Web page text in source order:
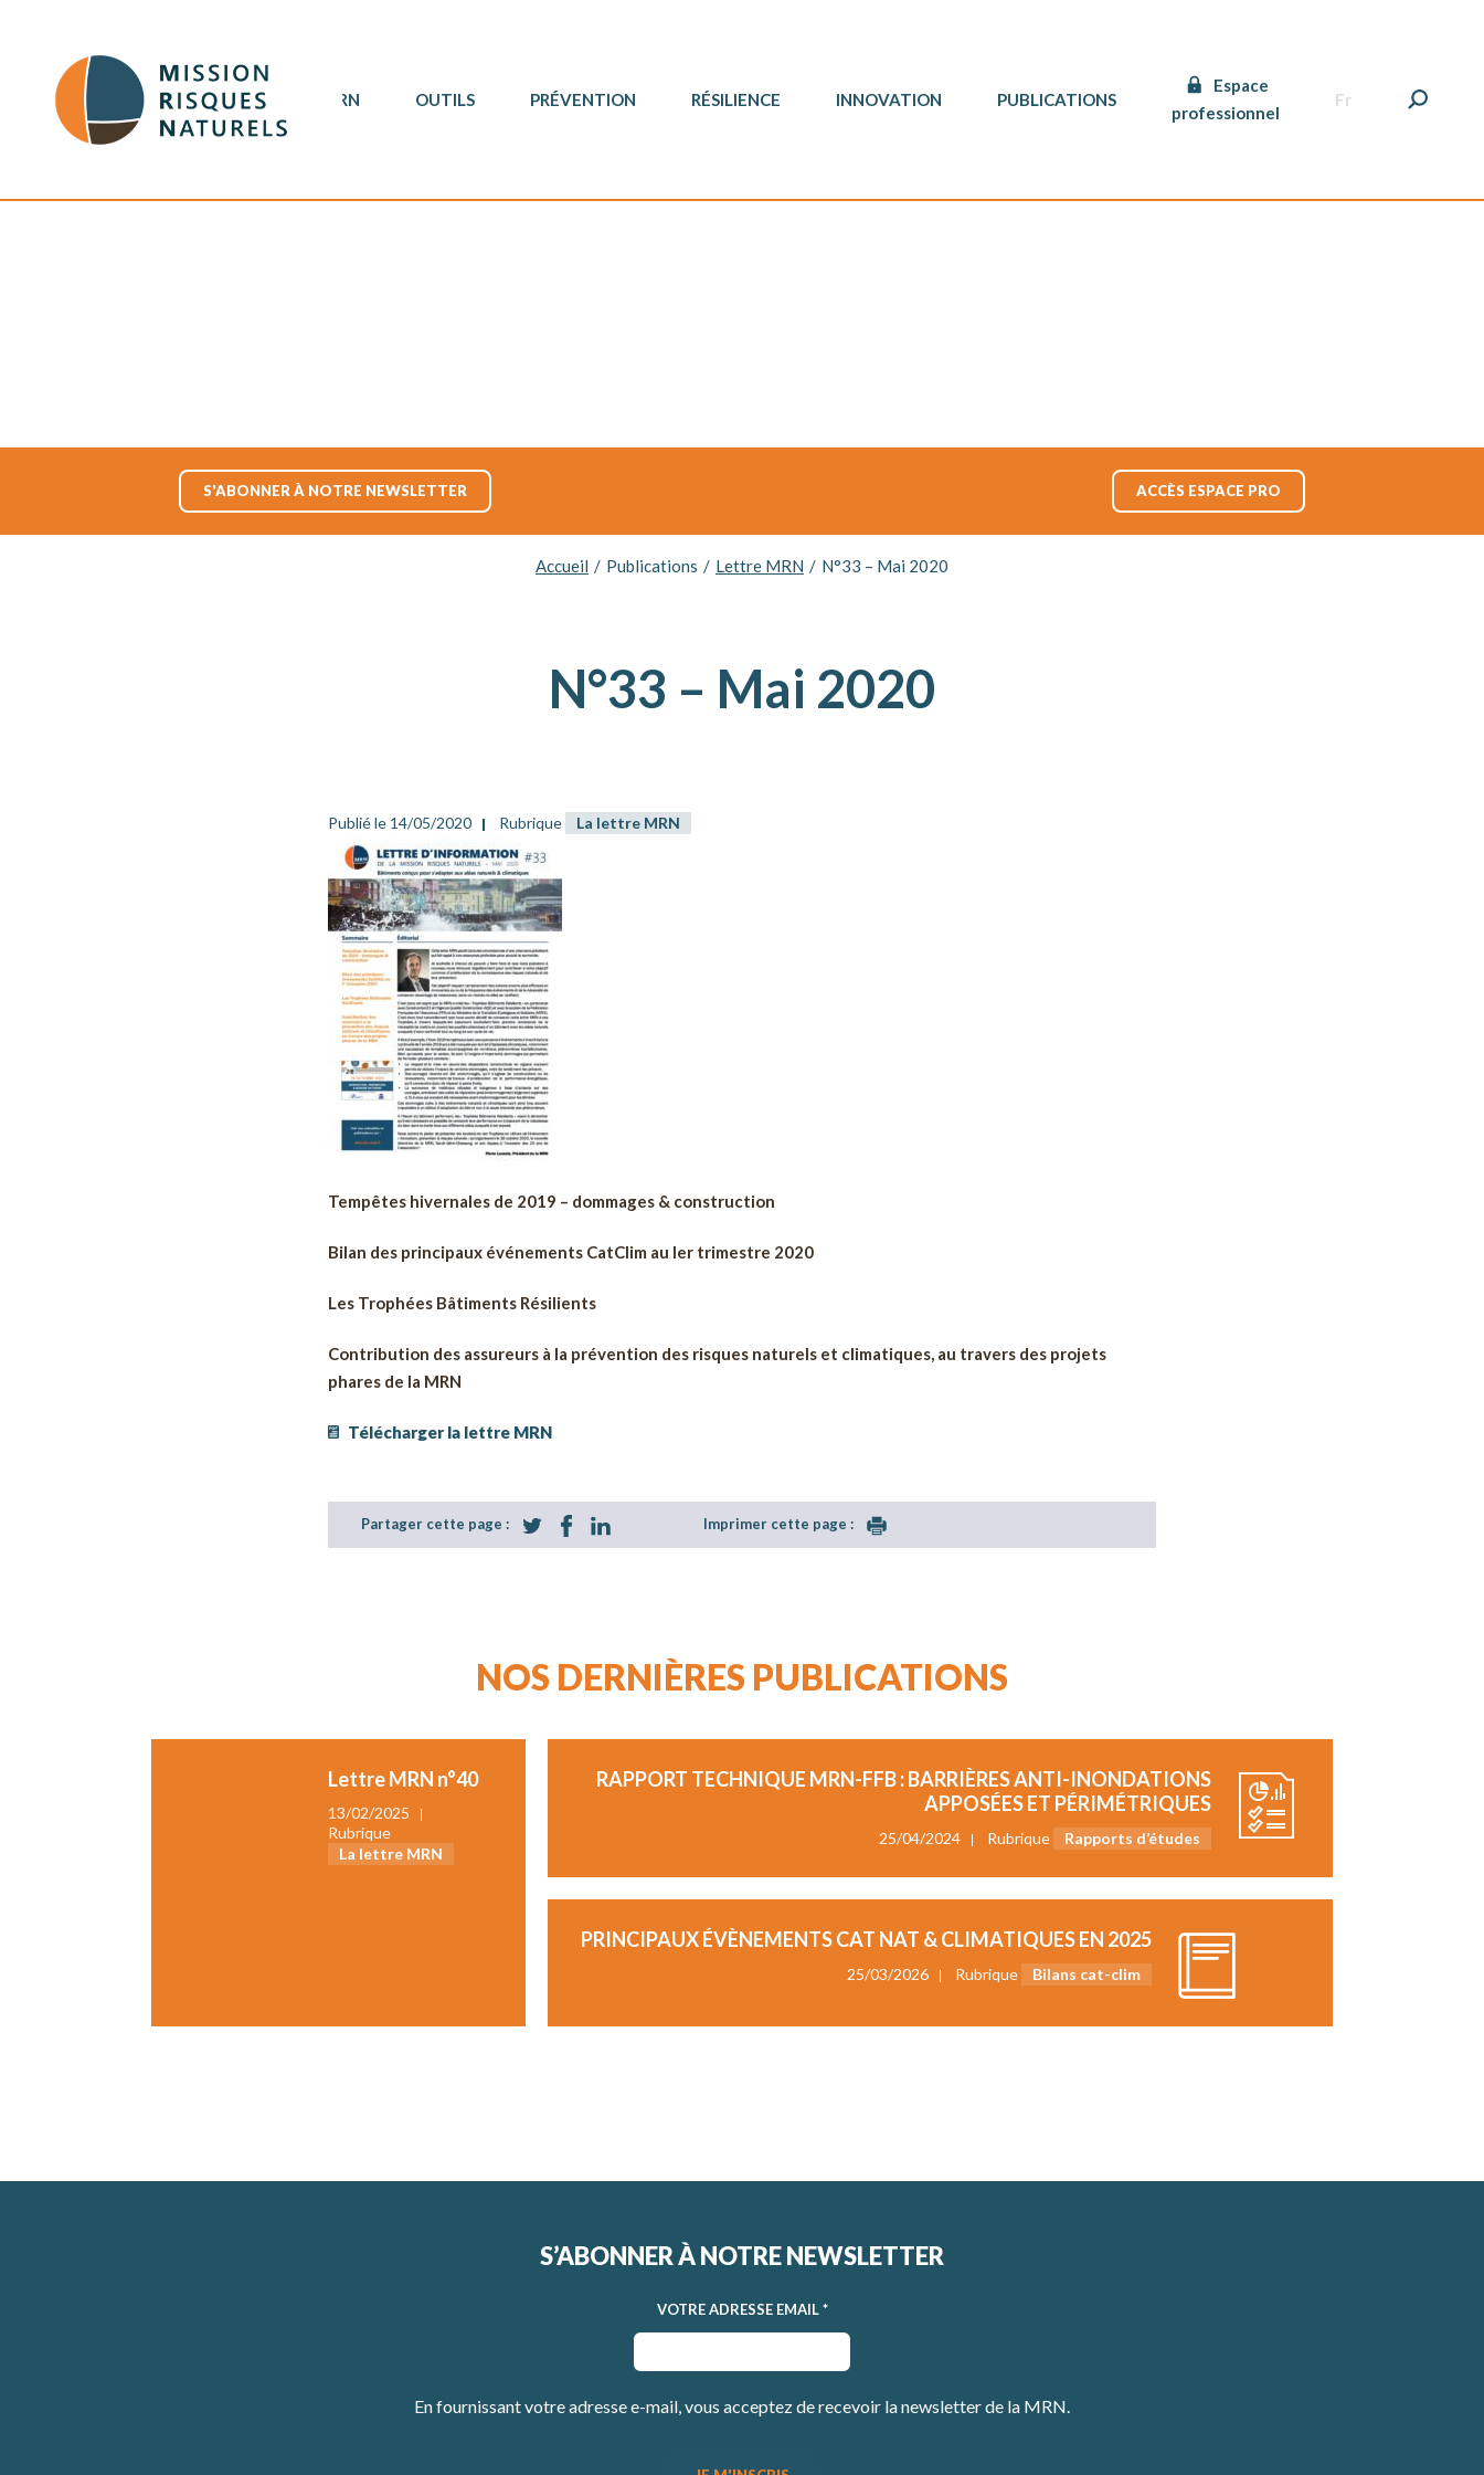
MRN OUTILS PRÉVENTION RÉSILIENCE INNOVATION PUBLICATIONS
Espace
professionnel
Fr
S'ABONNER À NOTRE NEWSLETTER ACCÈS ESPACE PRO
Accueil Publications Lettre MRN N°33 – Mai 2020
N°33 – Mai 2020
Publié le 14/05/2020 Rubrique La lettre MRN
Tempêtes hivernales de 2019 – dommages & construction
Bilan des principaux événements CatClim au Ier trimestre 2020
Les Trophées Bâtiments Résilients
Contribution des assureurs à la prévention des risques naturels et climatiques, au travers des projets
phares de la MRN
Télécharger la lettre MRN
Partager cette page : Imprimer cette page :
NOS DERNIÈRES PUBLICATIONS
Lettre MRN n°40
13/02/2025
Rubrique
La lettre MRN
RAPPORT TECHNIQUE MRN-FFB : BARRIÈRES ANTI-INONDATIONS
APPOSÉES ET PÉRIMÉTRIQUES
25/04/2024 Rubrique Rapports d’études
PRINCIPAUX ÉVÈNEMENTS CAT NAT & CLIMATIQUES EN 2025
25/03/2026 Rubrique Bilans cat-clim
S’ABONNER À NOTRE NEWSLETTER
VOTRE ADRESSE EMAIL*
En fournissant votre adresse e-mail, vous acceptez de recevoir la newsletter de la MRN.